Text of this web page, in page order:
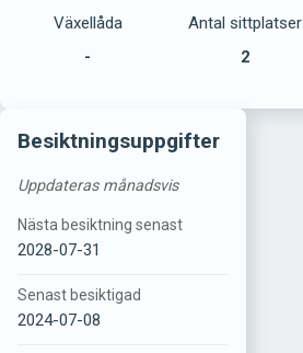
Växellåda
-
Antal sittplatser
2
Besiktningsuppgifter
Uppdateras månadsvis
Nästa besiktning senast
2028-07-31
Senast besiktigad
2024-07-08